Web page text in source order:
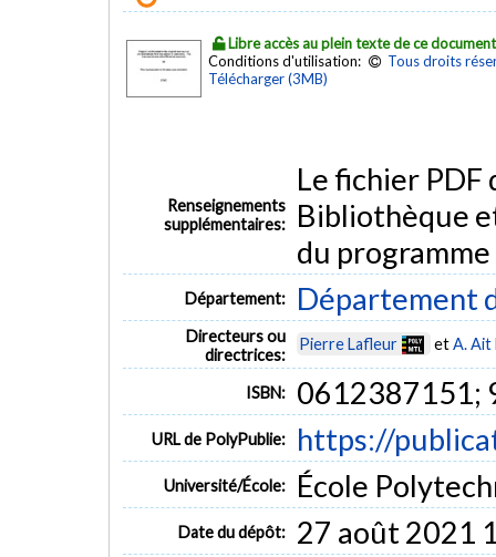
Libre accès au plein texte de ce document
Conditions d'utilisation:
Tous droits
Télécharger (3MB)
Renseignements
supplémentaires:
Le fichier
Bibliothèque
du programme
Département: Département
Directeurs ou
directrices:
Pierre Lafleur etA. Ait
ISBN: 0612387151;
URL de PolyPublie: https://
Université/École: École
Date du dépôt: 27 août 2021